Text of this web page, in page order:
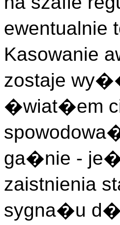
Kasowanie
zostaje
�wiat�em
ga�nie -
zaistnienia
sygna�u